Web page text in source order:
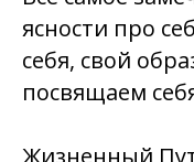
ясности про
себя, свой
посвящаем